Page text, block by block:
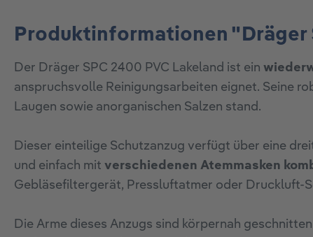
Produktinformationen "Dräger
Der Dräger SPC 2400 PVC Lakeland ist ein
anspruchsvolle Reinigungsarbeiten eignet. Seine
Laugen sowie anorganischen Salzen stand.
Dieser einteilige Schutzanzug verfügt über eine
und einfach mit verschiedenen Atemmasken
Gebläsefiltergerät, Pressluftatmer oder Druckluft-
Die Arme dieses Anzugs sind körpernah